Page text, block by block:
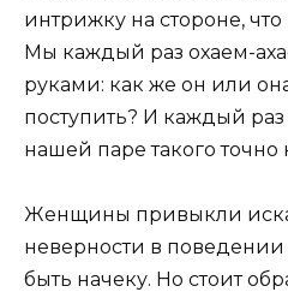
интрижку на стороне,
Мы каждый раз охаем-
руками: как же он или
поступить? И каждый
нашей паре такого точно
Женщины привыкли
неверности в
быть начеку. Но стоит